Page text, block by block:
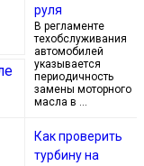
руля
В регламенте
техобслуживания
автомобилей
указывается
периодичность
замены моторного
масла в …
Как проверить
турбину на